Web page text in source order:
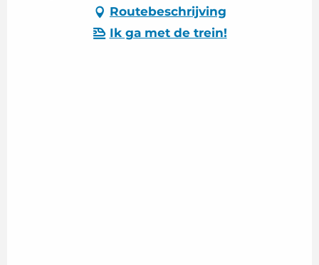
Routebeschrijving
Ik ga met de trein!